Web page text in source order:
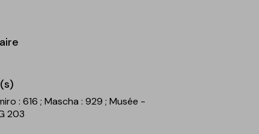
: 616 ; Mascha : 929 ; Musée -
203